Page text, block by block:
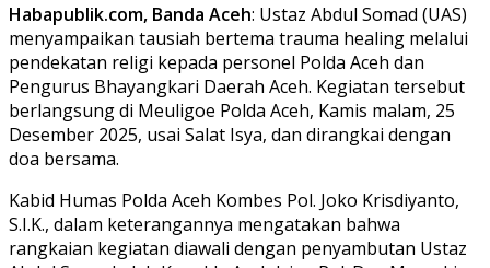
Habapublik.com, Banda Aceh: Ustaz Abdul Somad (UAS)
menyampaikan tausiah bertema trauma healing melalui
pendekatan religi kepada personel Polda Aceh dan
Pengurus Bhayangkari Daerah Aceh. Kegiatan tersebut
berlangsung di Meuligoe Polda Aceh, Kamis malam, 25
Desember 2025, usai Salat Isya, dan dirangkai dengan
doa bersama.
Kabid Humas Polda Aceh Kombes Pol. Joko Krisdiyanto,
S.I.K., dalam keterangannya mengatakan bahwa
rangkaian kegiatan diawali dengan penyambutan Ustaz